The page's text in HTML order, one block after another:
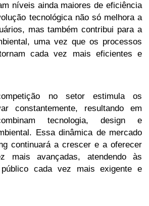
níveis ainda maiores de eficiência
tecnológica não só melhora a
mas também contribui para a
uma vez que os processos
cada vez mais eficientes e
no setor estimula os
constantemente, resultando em
tecnologia, design e
Essa dinâmica de mercado
continuará a crescer e a oferecer
mais avançadas, atendendo às
cada vez mais exigente e